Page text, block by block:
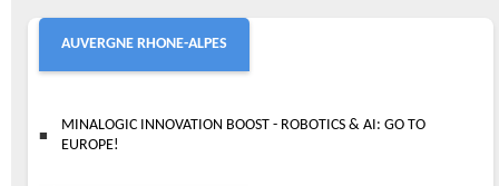
AUVERGNE RHONE-ALPES
MINALOGIC INNOVATION BOOST - ROBOTICS & AI: GO TO
EUROPE!